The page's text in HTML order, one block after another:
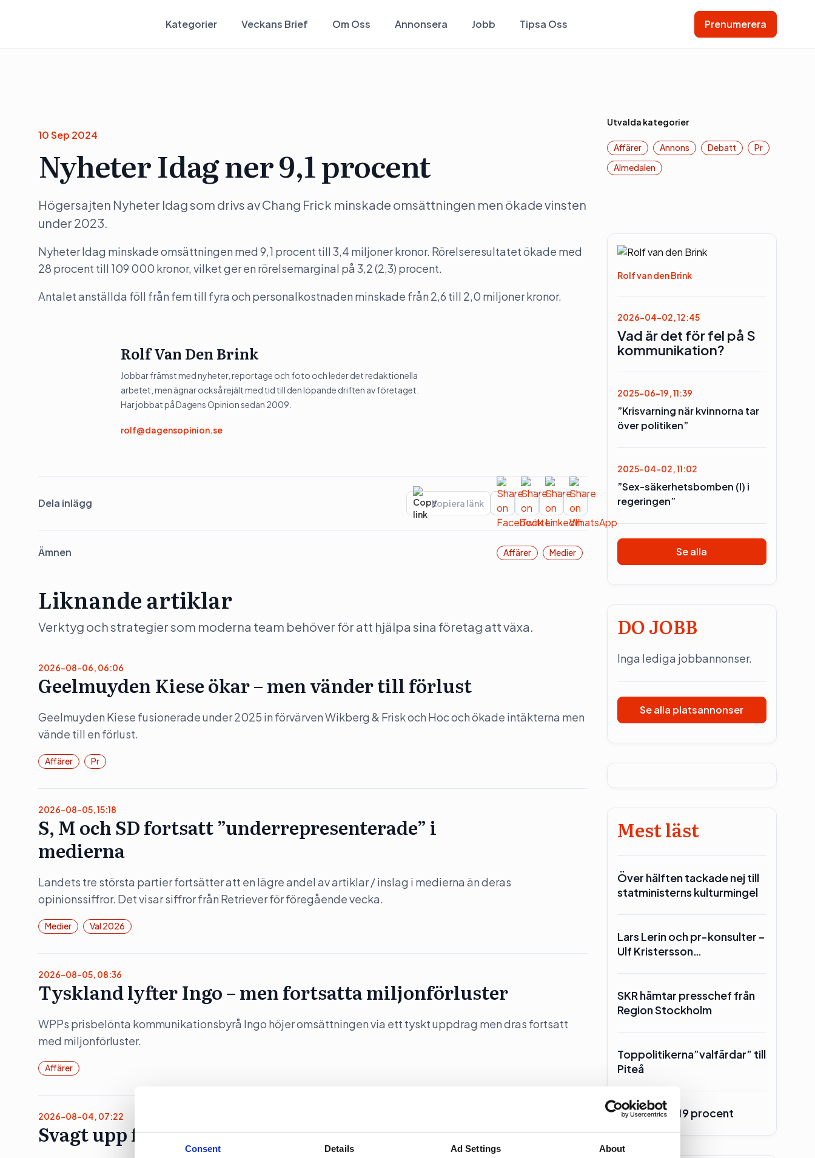
Consent Details Ad Settings About
Kategorier Veckans Brief Om Oss Annonsera Jobb Tipsa Oss Prenumerera
10 Sep 2024
Nyheter Idag ner 9,1 procent
Högersajten Nyheter Idag som drivs av Chang Frick minskade omsättningen men ökade vinsten
under 2023.
Nyheter Idag minskade omsättningen med 9,1 procent till 3,4 miljoner kronor. Rörelseresultatet ökade med
28 procent till 109 000 kronor, vilket ger en rörelsemarginal på 3,2 (2,3) procent.
Antalet anställda föll från fem till fyra och personalkostnaden minskade från 2,6 till 2,0 miljoner kronor.
Rolf Van Den Brink
Jobbar främst med nyheter, reportage och foto och leder det redaktionella
arbetet, men ägnar också rejält med tid till den löpande driften av företaget.
Har jobbat på Dagens Opinion sedan 2009.
rolf@dagensopinion.se
Dela inlägg Kopiera länk
Ämnen Affärer Medier
Liknande artiklar
Verktyg och strategier som moderna team behöver för att hjälpa sina företag att växa.
2026-08-06, 06:06
Geelmuyden Kiese ökar – men vänder till förlust
Geelmuyden Kiese fusionerade under 2025 in förvärven Wikberg & Frisk och Hoc och ökade intäkterna men
vände till en förlust.
Affärer Pr
2026-08-05, 15:18
S, M och SD fortsatt ”underrepresenterade” i
medierna
Landets tre största partier fortsätter att en lägre andel av artiklar / inslag i medierna än deras
opinionssiffror. Det visar siffror från Retriever för föregående vecka.
Medier Val 2026
2026-08-05, 08:36
Tyskland lyfter Ingo – men fortsatta miljonförluster
WPPs prisbelönta kommunikationsbyrå Ingo höjer omsättningen via ett tyskt uppdrag men dras fortsatt
med miljonförluster.
Affärer
2026-08-04, 07:22
Svagt upp för Åkestam Holst
Utvalda kategorier
Affärer Annons Debatt
Pr
Almedalen
Rolf van den Brink
2026-04-02, 12:45
Vad är det för fel på S
kommunikation?
2025-06-19, 11:39
”Krisvarning när kvinnorna tar
över politiken”
2025-04-02, 11:02
”Sex-säkerhetsbomben (l) i
regeringen”
Se alla
DO JOBB
Inga lediga jobbannonser.
Se alla platsannonser
Mest läst
Över hälften tackade nej till
statministerns kulturmingel
Lars Lerin och pr-konsulter –
Ulf Kristersson…
SKR hämtar presschef från
Region Stockholm
Toppolitikerna”valfärdar” till
Piteå
Burson upp 19 procent